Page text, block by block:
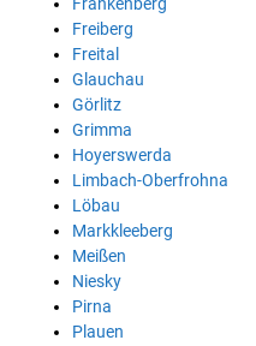
Frankenberg
Freiberg
Freital
Glauchau
Görlitz
Grimma
Hoyerswerda
Limbach-Oberfrohna
Löbau
Markkleeberg
Meißen
Niesky
Pirna
Plauen